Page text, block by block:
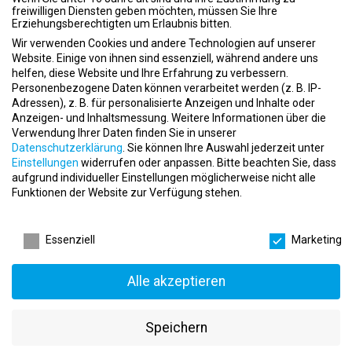
Arbeitgeberattraktivität: So findest du das Fitnessstudio, in
dem du dich wohlfühlst
Arbeitszeitmodelle im Fitnessstudio: Vollzeit, Teilzeit oder
Minijob?
Bewerbung im Fitnessstudio
Boutique-Studio oder Fitnesskette? So triffst du die
richtige Entscheidung für deine Karriere
Burnout im Fitnessstudio vermeiden: Wie Fitnesstrainer
langfristig gesund und motiviert bleiben
Studioalltag und sparst wertvolle Zeit
Das Arbeitszeugnis
Das Bewerbungsschreiben
Das Vorstellungsgespräch
freiwilligen Diensten geben möchten, müssen Sie Ihre
Erziehungsberechtigten um Erlaubnis bitten.
Wir verwenden Cookies und andere Technologien auf unserer
Website. Einige von ihnen sind essenziell, während andere uns
helfen, diese Website und Ihre Erfahrung zu verbessern.
Personenbezogene Daten können verarbeitet werden (z. B. IP-
Adressen), z. B. für personalisierte Anzeigen und Inhalte oder
Anzeigen- und Inhaltsmessung. Weitere Informationen über die
Verwendung Ihrer Daten finden Sie in unserer
Datenschutzerklärung. Sie können Ihre Auswahl jederzeit unter
Einstellungen widerrufen oder anpassen. Bitte beachten Sie, dass
aufgrund individueller Einstellungen möglicherweise nicht alle
Funktionen der Website zur Verfügung stehen.
Essenziell
Marketing
Alle akzeptieren
Speichern